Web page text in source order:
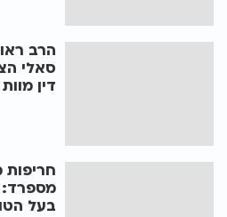
הרב
סאלי
דין מוות
חריפות
מספרד:
בעל